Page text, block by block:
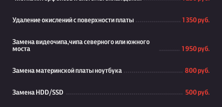
Удаление окислений с поверхности платы 1 350 руб.
Замена видеочипа,чипа северного или южного
моста
1 950 руб.
Замена материнской платы ноутбука 800 руб.
Замена HDD/SSD 500 руб.